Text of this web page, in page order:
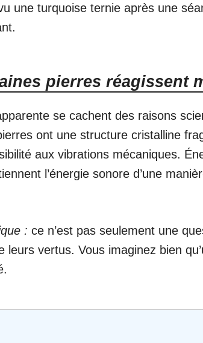
une turquoise ternie après une
pierres réagissent
se cachent des raisons
ont une structure cristalline
aux vibrations mécaniques.
l’énergie sonore d’une
: ce n’est pas seulement une
leurs vertus. Vous imaginez bien